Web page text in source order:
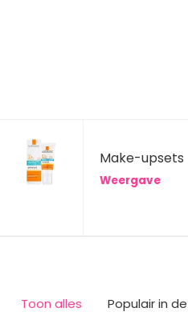
Make-upsets
Weergave
Toon alles Populair in